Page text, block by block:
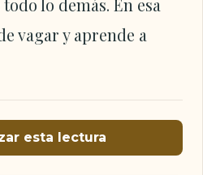
lo demás. En esa
vagar y aprende a
esta lectura